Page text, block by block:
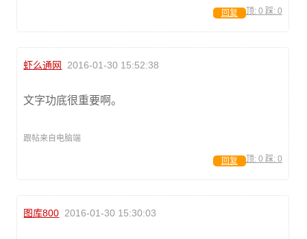
顶: 0 踩: 0
回复
虾么通网 2016-01-30 15:52:38
文字功底很重要啊。
跟帖来自电脑端
顶: 0 踩: 0
回复
图库800 2016-01-30 15:30:03